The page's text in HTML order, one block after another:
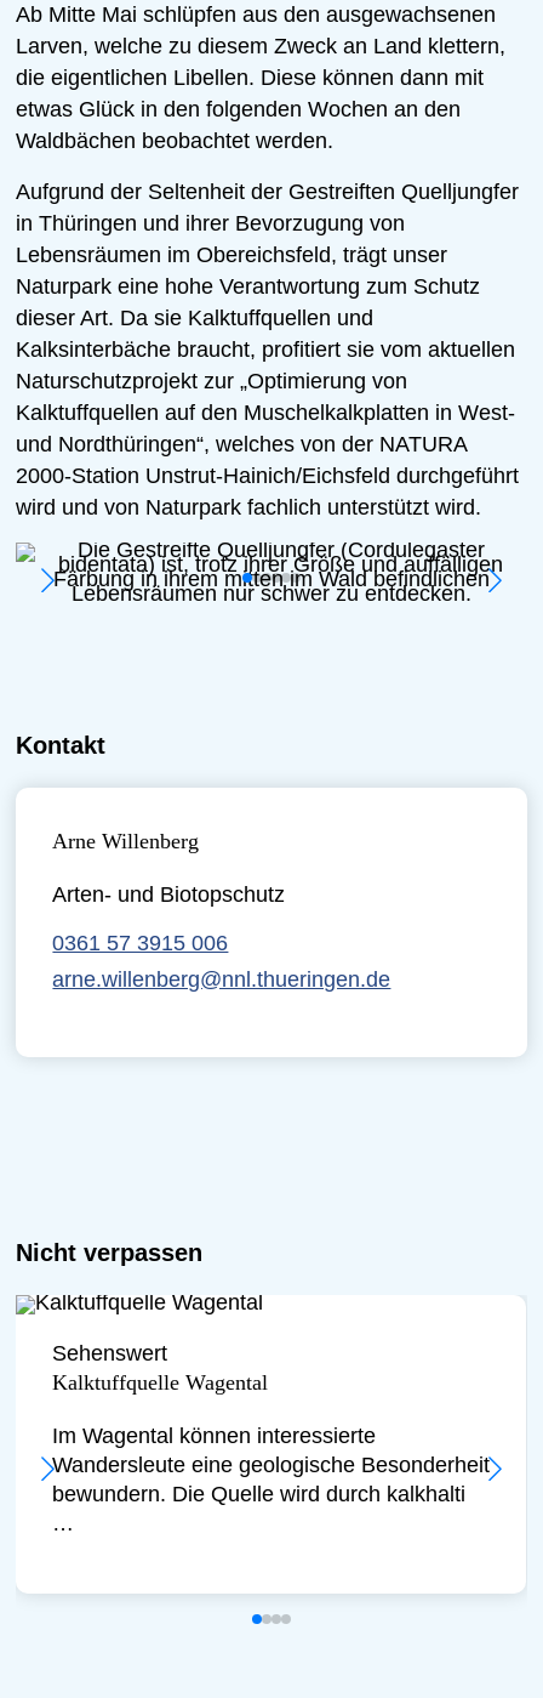
Ab Mitte Mai schlüpfen aus den ausgewachsenen
Larven, welche zu diesem Zweck an Land klettern,
die eigentlichen Libellen. Diese können dann mit
etwas Glück in den folgenden Wochen an den
Waldbächen beobachtet werden.
Aufgrund der Seltenheit der Gestreiften Quelljungfer
in Thüringen und ihrer Bevorzugung von
Lebensräumen im Obereichsfeld, trägt unser
Naturpark eine hohe Verantwortung zum Schutz
dieser Art. Da sie Kalktuffquellen und
Kalksinterbäche braucht, profitiert sie vom aktuellen
Naturschutzprojekt zur „Optimierung von
Kalktuffquellen auf den Muschelkalkplatten in West-
und Nordthüringen“, welches von der NATURA
2000-Station Unstrut-Hainich/Eichsfeld durchgeführt
wird und von Naturpark fachlich unterstützt wird.
Kontakt
Arne Willenberg
Arten- und Biotopschutz
0361 57 3915 006
arne.willenberg@nnl.thueringen.de
Nicht verpassen
Sehenswert
Kalktuffquelle Wagental
Im Wagental können interessierte
Wandersleute eine geologische Besonderheit
bewundern. Die Quelle wird durch kalkhalti
…